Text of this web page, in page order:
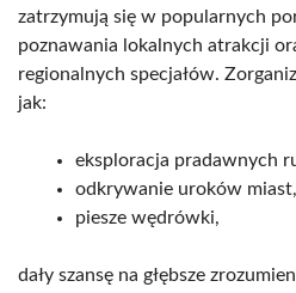
zatrzymują się w popularnych
poznawania lokalnych atrakcji
regionalnych specjałów.
jak:
eksploracja pradawnych
odkrywanie uroków miast,
piesze wędrówki,
dały szansę na głębsze